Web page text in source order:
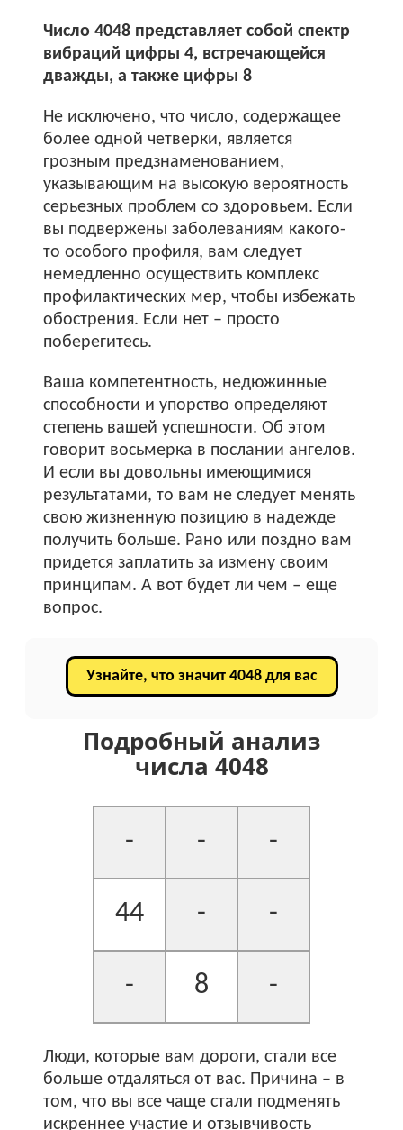
Число 4048 представляет собой спектр
вибраций цифры 4, встречающейся
дважды, а также цифры 8
Не исключено, что число, содержащее
более одной четверки, является
грозным предзнаменованием,
указывающим на высокую вероятность
серьезных проблем со здоровьем. Если
вы подвержены заболеваниям какого-
то особого профиля, вам следует
немедленно осуществить комплекс
профилактических мер, чтобы избежать
обострения. Если нет – просто
поберегитесь.
Ваша компетентность, недюжинные
способности и упорство определяют
степень вашей успешности. Об этом
говорит восьмерка в послании ангелов.
И если вы довольны имеющимися
результатами, то вам не следует менять
свою жизненную позицию в надежде
получить больше. Рано или поздно вам
придется заплатить за измену своим
принципам. А вот будет ли чем – еще
вопрос.
Узнайте, что значит 4048 для вас
Подробный анализ
числа 4048
- - -
44 - -
- 8 -
Люди, которые вам дороги, стали все
больше отдаляться от вас. Причина – в
том, что вы все чаще стали подменять
искреннее участие и отзывчивость